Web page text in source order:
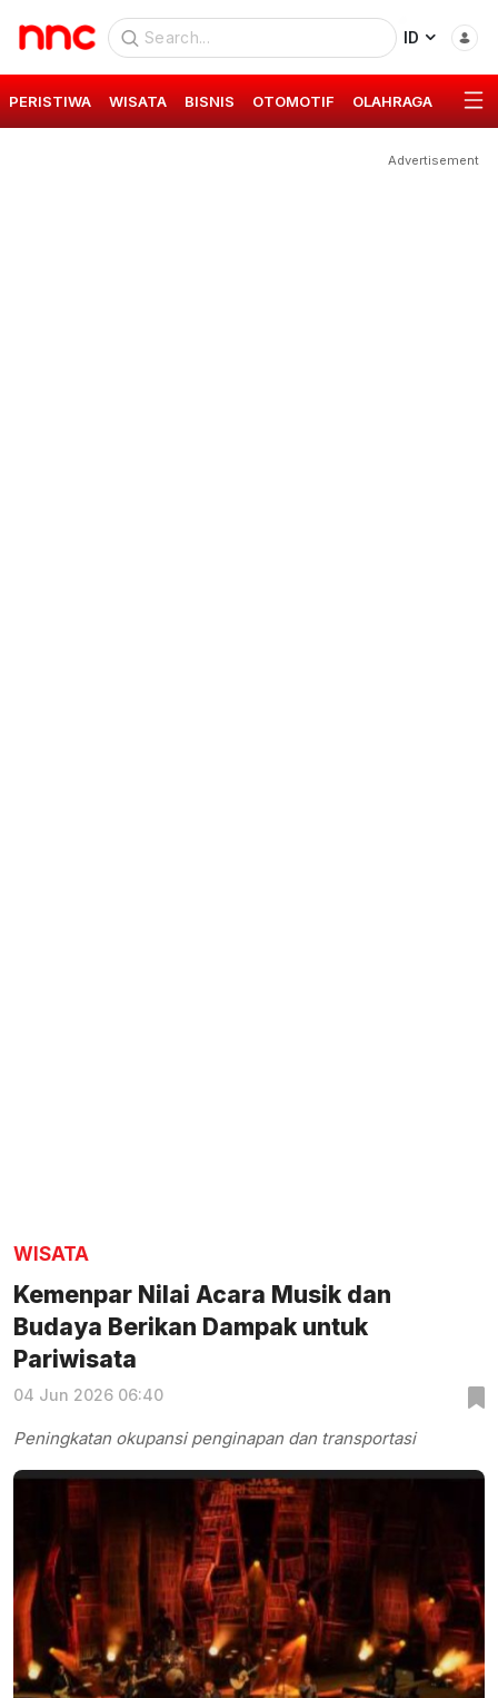
ID
PERISTIWA WISATA BISNIS OTOMOTIF OLAHRAGA GAYA
Advertisement
WISATA
Kemenpar Nilai Acara Musik dan
Budaya Berikan Dampak untuk
Pariwisata
04 Jun 2026 06:40
Peningkatan okupansi penginapan dan transportasi